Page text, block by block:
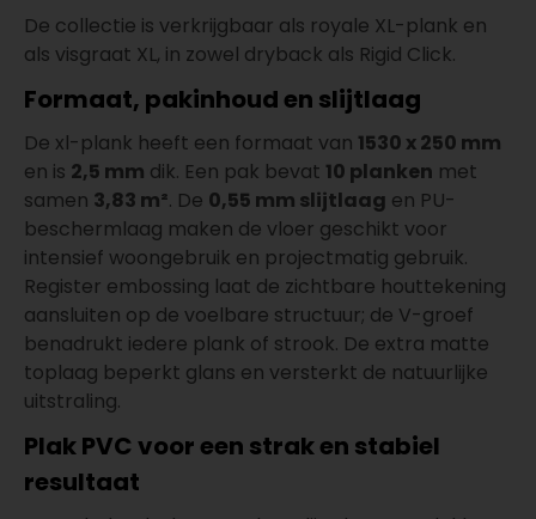
De collectie is verkrijgbaar als royale XL-plank en
als visgraat XL, in zowel dryback als Rigid Click.
Formaat, pakinhoud en slijtlaag
De xl-plank heeft een formaat van 1530 x 250 mm
en is 2,5 mm dik. Een pak bevat 10 planken met
samen 3,83 m². De 0,55 mm slijtlaag en PU-
beschermlaag maken de vloer geschikt voor
intensief woongebruik en projectmatig gebruik.
Register embossing laat de zichtbare houttekening
aansluiten op de voelbare structuur; de V-groef
benadrukt iedere plank of strook. De extra matte
toplaag beperkt glans en versterkt de natuurlijke
uitstraling.
Plak PVC voor een strak en stabiel
resultaat